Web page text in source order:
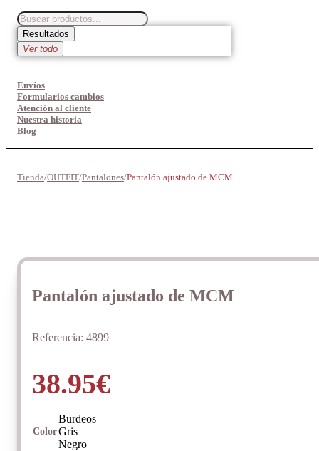
Search
...Resultados
Ver todo
Envíos
Formularios cambios
Atención al cliente
Nuestra historia
Blog
Tienda/OUTFIT/Pantalones/Pantalón ajustado de MCM
Pantalón ajustado de MCM
Referencia: 4899
38.95€
Color
Burdeos
Gris
Negro